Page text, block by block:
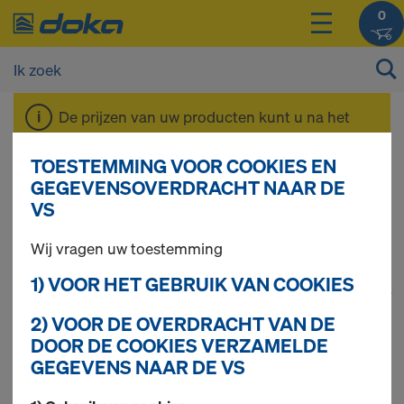
0
De prijzen van uw producten kunt u na het
inloggenbekijken.
Dokaflex
34 producten gevonden
Meest gezocht
Doka vloerstempel Eurex
TOESTEMMING VOOR COOKIES EN
GEGEVENSOVERDRACHT NAAR DE
VS
Wij vragen uw toestemming
1) VOOR HET GEBRUIK VAN COOKIES
2) VOOR DE OVERDRACHT VAN DE
DOOR DE COOKIES VERZAMELDE
GEGEVENS NAAR DE VS